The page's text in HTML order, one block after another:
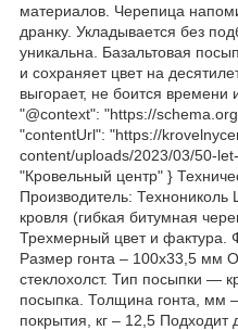
материалов. Черепица
дранку. Укладывается без
уникальна. Базальтовая
и сохраняет цвет на
выгорает, не боится времени
"@context": "https://
"contentUrl": "https://
content/uploads/2023/03/50-
"Кровельный центр" }
Производитель:
кровля (гибкая битумная
Трехмерный цвет и фактура.
Размер гонта – 100х33,5 мм
стеклохолст. Тип посыпки —
посыпка. Толщина гонта, мм
покрытия, кг – 12,5 Подходит